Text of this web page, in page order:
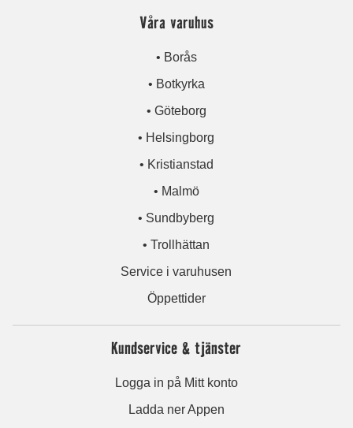
Våra varuhus
• Borås
• Botkyrka
• Göteborg
• Helsingborg
• Kristianstad
• Malmö
• Sundbyberg
• Trollhättan
Service i varuhusen
Öppettider
Kundservice & tjänster
Logga in på Mitt konto
Ladda ner Appen